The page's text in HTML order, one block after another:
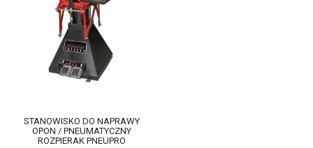
STANOWISKO DO NAPRAWY
OPON / PNEUMATYCZNY
ROZPIERAK PNEUPRO